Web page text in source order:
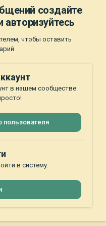
создайте
авторизуйтесь
чтобы оставить
в нашем сообществе.
пользователя
в систему.